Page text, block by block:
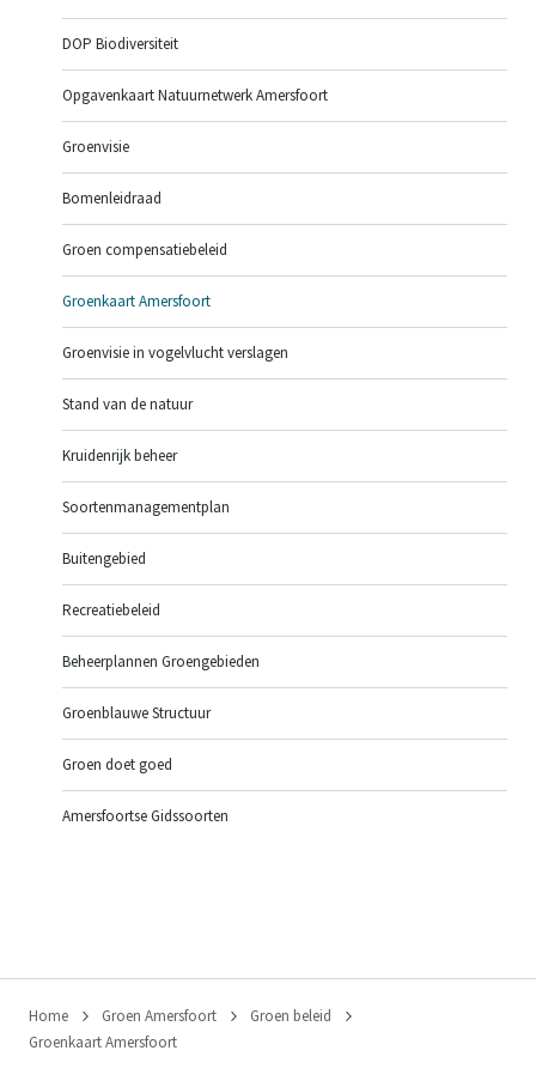
DOP Biodiversiteit
Opgavenkaart Natuurnetwerk Amersfoort
Groenvisie
Bomenleidraad
Groen compensatiebeleid
Groenkaart Amersfoort
Groenvisie in vogelvlucht verslagen
Stand van de natuur
Kruidenrijk beheer
Soortenmanagementplan
Buitengebied
Recreatiebeleid
Beheerplannen Groengebieden
Groenblauwe Structuur
Groen doet goed
Amersfoortse Gidssoorten
Home Groen Amersfoort
Groen beleid
Groenkaart Amersfoort